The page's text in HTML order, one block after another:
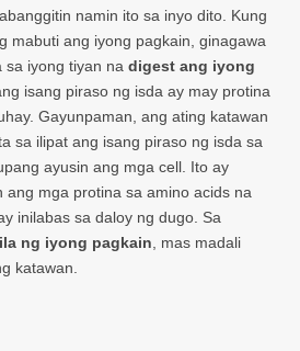
namin ito sa inyo dito. Kung
mabuti ang iyong pagkain, ginagawa
sa iyong tiyan na digest ang iyong
isang piraso ng isda ay may protina
Gayunpaman, ang ating katawan
sa ilipat ang isang piraso ng isda sa
ayusin ang mga cell. Ito ay
ang mga protina sa amino acids na
inilabas sa daloy ng dugo. Sa
ng iyong pagkain , mas madali
katawan.